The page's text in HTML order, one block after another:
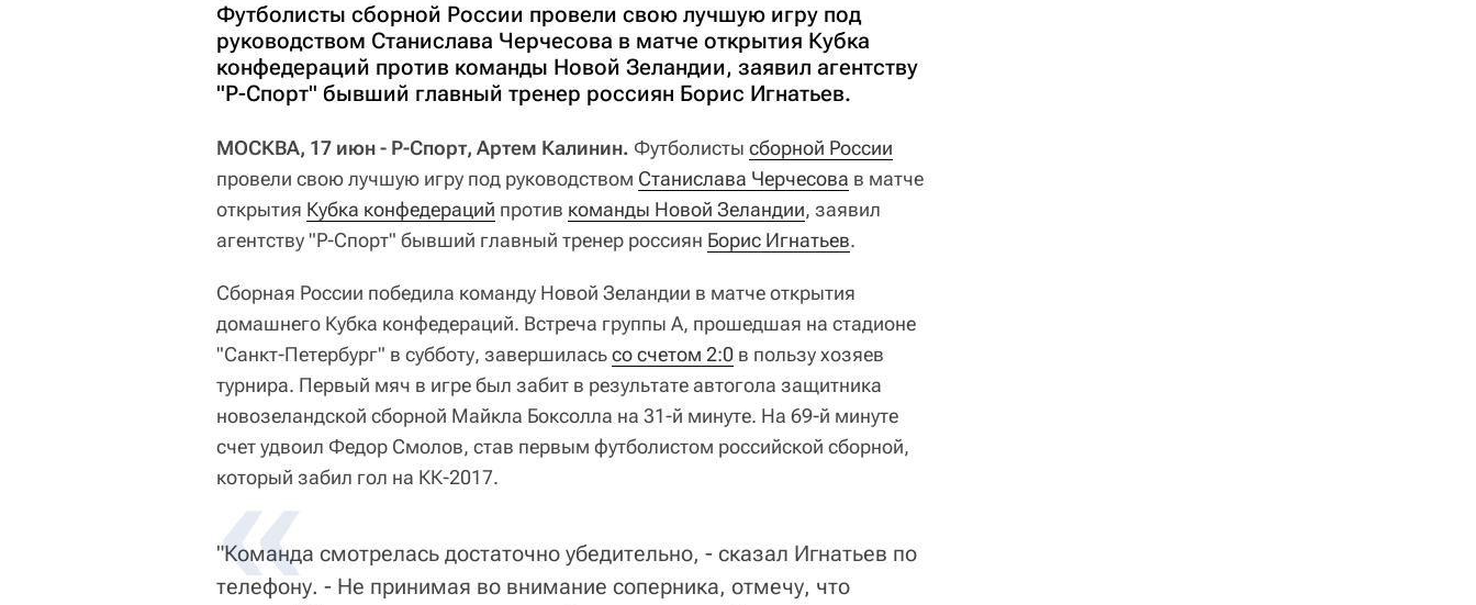
Футболисты сборной России провели свою лучшую игру под
руководством Станислава Черчесова в матче открытия Кубка
конфедераций против команды Новой Зеландии, заявил агентству
"Р-Спорт" бывший главный тренер россиян Борис Игнатьев.
МОСКВА, 17 июн - Р-Спорт, Артем Калинин. Футболисты сборной России
провели свою лучшую игру под руководством Станислава Черчесова в матче
открытия Кубка конфедераций против команды Новой Зеландии, заявил
агентству "Р-Спорт" бывший главный тренер россиян Борис Игнатьев.
Сборная России победила команду Новой Зеландии в матче открытия
домашнего Кубка конфедераций. Встреча группы А, прошедшая на стадионе
"Санкт-Петербург" в субботу, завершиласьсо счетом 2:0 в пользу хозяев
турнира. Первый мяч в игре был забит в результате автогола защитника
новозеландской сборной Майкла Боксолла на 31-й минуте. На 69-й минуте
счет удвоил Федор Смолов, став первым футболистом российской сборной,
который забил гол на КК-2017.
"Команда смотрелась достаточно убедительно, - сказал Игнатьев по
телефону. - Не принимая во внимание соперника, отмечу, что